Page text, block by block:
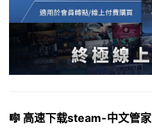
🎼 高速下载steam-中文管家